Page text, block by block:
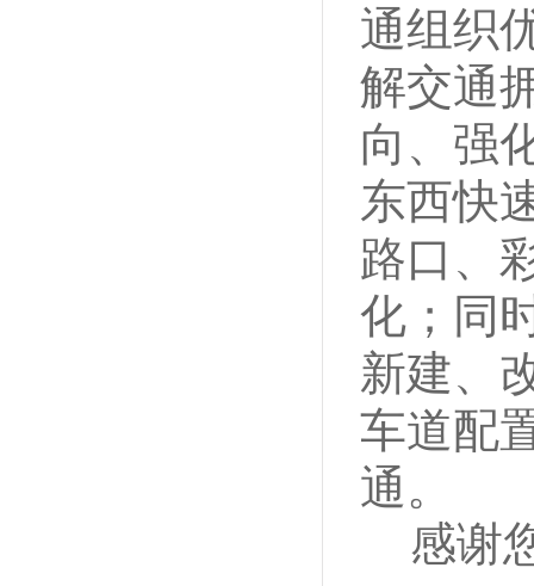
通组织
解交通
向、强
东西快
路口、
化； 同
新建、
车道配
通 。
感谢